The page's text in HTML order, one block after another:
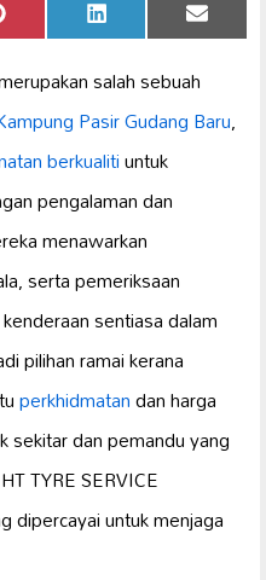
Share
on
Pinterest Share
on
LinkedIn Share
on
Email
salah sebuah
Pasir Gudang Baru,
berkualitiuntuk
pengalaman dan
menawarkan
serta pemeriksaan
sentiasa dalam
pilihan ramai kerana
perkhidmatandan harga
sekitar dan pemandu yang
TYRE SERVICE
dipercayai untuk menjaga